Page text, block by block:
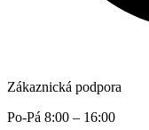
Zákaznická podpora
Po-Pá 8:00 – 16:00